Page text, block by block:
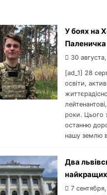
У боях на
Паленичка
30
[ad_1] 28
освіти,
роки. Цього
останню
нашу землю
Два
найкращих
7